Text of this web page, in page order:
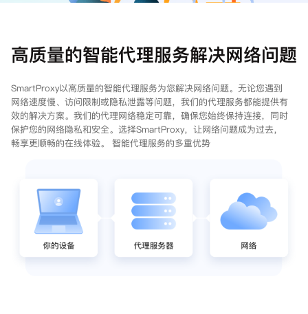
高质量的智能代理服务解决网络问题
SmartProxy以高质量的智能代理服务为您解决网络问题。无论您遇到
网络速度慢、访问限制或隐私泄露等问题，我们的代理服务都能提供有
效的解决方案。我们的代理网络稳定可靠，确保您始终保持连接，同时
保护您的网络隐私和安全。选择SmartProxy，让网络问题成为过去，
畅享更顺畅的在线体验。 智能代理服务的多重优势